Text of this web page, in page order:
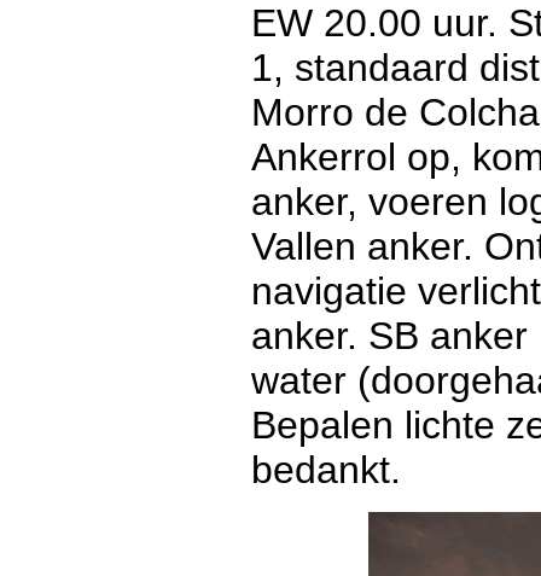
EW 20.00 uur.
1, standaard
Morro de
Ankerrol op,
anker, voeren
Vallen anker.
navigatie
anker. SB
water
Bepalen lichte
bedankt.